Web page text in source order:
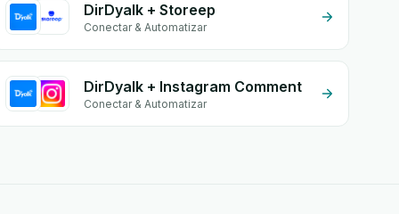
DirDyalk + Storeep
Conectar & Automatizar
DirDyalk + Instagram Comment
Conectar & Automatizar